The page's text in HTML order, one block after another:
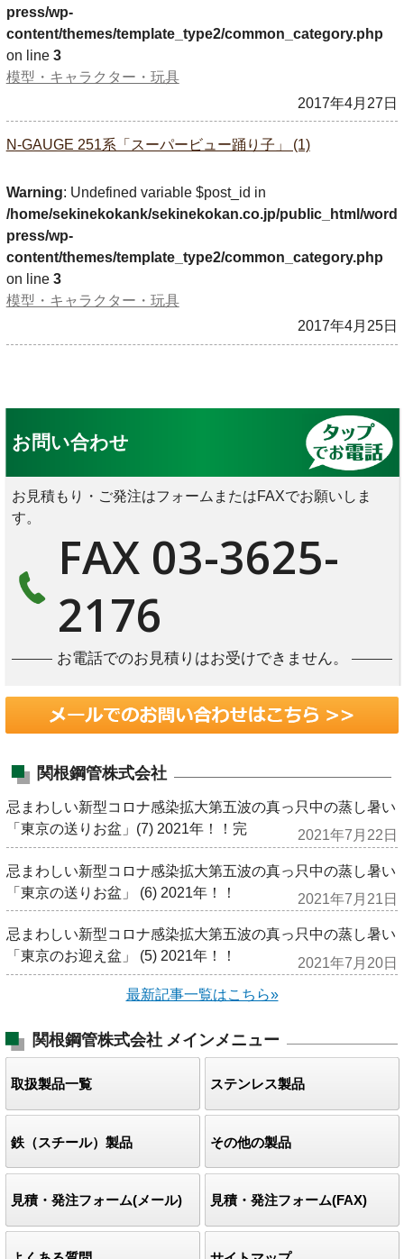
press/wp-
content/themes/template_type2/common_category.php
on line 3
模型・キャラクター・玩具
2017年4月27日
N-GAUGE 251系「スーパービュー踊り子」 (1)
Warning: Undefined variable $post_id in
/home/sekinekokank/sekinekokan.co.jp/public_html/word
press/wp-
content/themes/template_type2/common_category.php
on line 3
模型・キャラクター・玩具
2017年4月25日
お問い合わせ
お見積もり・ご発注はフォームまたはFAXでお願いしま
す。
FAX 03-3625-
2176
お電話でのお見積りはお受けできません。
関根鋼管株式会社
忌まわしい新型コロナ感染拡大第五波の真っ只中の蒸し暑い
「東京の送りお盆」(7) 2021年！！完
2021年7月22日
忌まわしい新型コロナ感染拡大第五波の真っ只中の蒸し暑い
「東京の送りお盆」 (6) 2021年！！
2021年7月21日
忌まわしい新型コロナ感染拡大第五波の真っ只中の蒸し暑い
「東京のお迎え盆」 (5) 2021年！！
2021年7月20日
最新記事一覧はこちら»
関根鋼管株式会社 メインメニュー
取扱製品一覧 ステンレス製品
鉄（スチール）製品 その他の製品
見積・発注フォーム(メール) 見積・発注フォーム(FAX)